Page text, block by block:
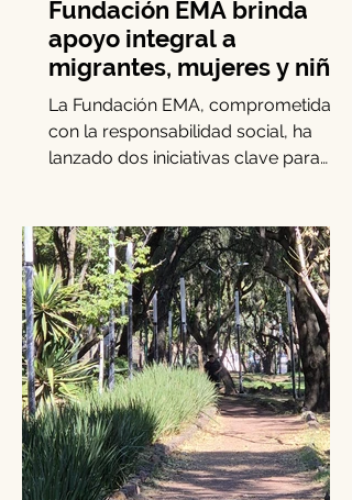
Fundación EMA brinda
apoyo integral a
migrantes, mujeres y niñas
La Fundación EMA, comprometida
con la responsabilidad social, ha
apoyar a mujeres, niñas y migrantes...